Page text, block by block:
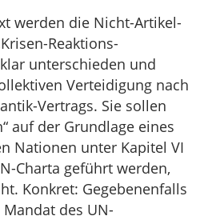
werden die Nicht-Artikel-
Reaktions-
unterschieden und
Verteidigung nach
Vertrags. Sie sollen
auf der Grundlage eines
Nationen unter Kapitel VI
Charta geführt werden,
Konkret: Gegebenenfalls
des UN-